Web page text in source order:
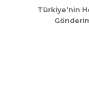
Türkiye’nin